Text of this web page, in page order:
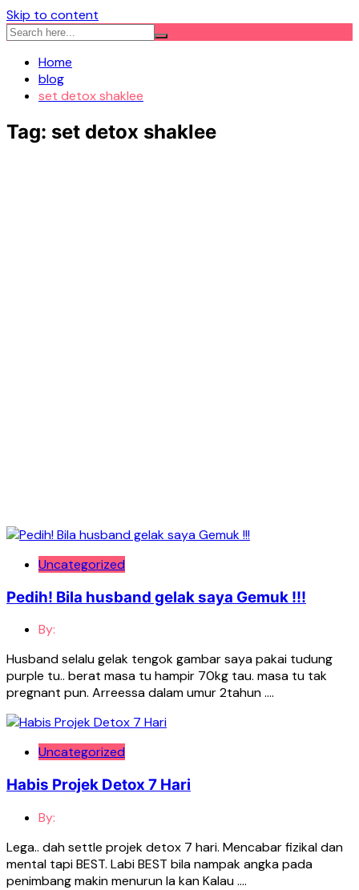
Skip to content
Home
blog
set detox shaklee
Tag: set detox shaklee
Uncategorized
Pedih! Bila husband gelak saya Gemuk !!!
By:
Husband selalu gelak tengok gambar saya pakai tudung
purple tu.. berat masa tu hampir 70kg tau. masa tu tak
pregnant pun. Arreessa dalam umur 2tahun ….
Uncategorized
Habis Projek Detox 7 Hari
By:
Lega.. dah settle projek detox 7 hari. Mencabar fizikal dan
mental tapi BEST. Labi BEST bila nampak angka pada
penimbang makin menurun la kan Kalau ….